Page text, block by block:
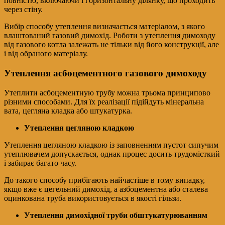
через стіну.
Вибір способу утеплення визначається матеріалом, з якого
влаштований газовий димохід. Роботи з утеплення димоходу
від газового котла залежать не тільки від його конструкції, але
і від обраного матеріалу.
Утеплення асбоцементного газового димоходу
Утеплити асбоцементную трубу можна трьома принципово
різними способами. Для їх реалізації підійдуть мінеральна
вата, цегляна кладка або штукатурка.
Утеплення цегляною кладкою
Утеплення цегляною кладкою із заповненням пустот сипучим
утеплювачем допускається, однак процес досить трудомісткий
і забирає багато часу.
До такого способу прибігають найчастіше в тому випадку,
якщо вже є цегельний димохід, а азбоцементна або сталева
оцинкована труба використовується в якості гільзи.
Утеплення димохідної труби обштукатурюванням